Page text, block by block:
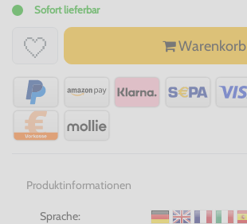
Sofort lieferbar
Warenkorb
Produktinformationen
Sprache: